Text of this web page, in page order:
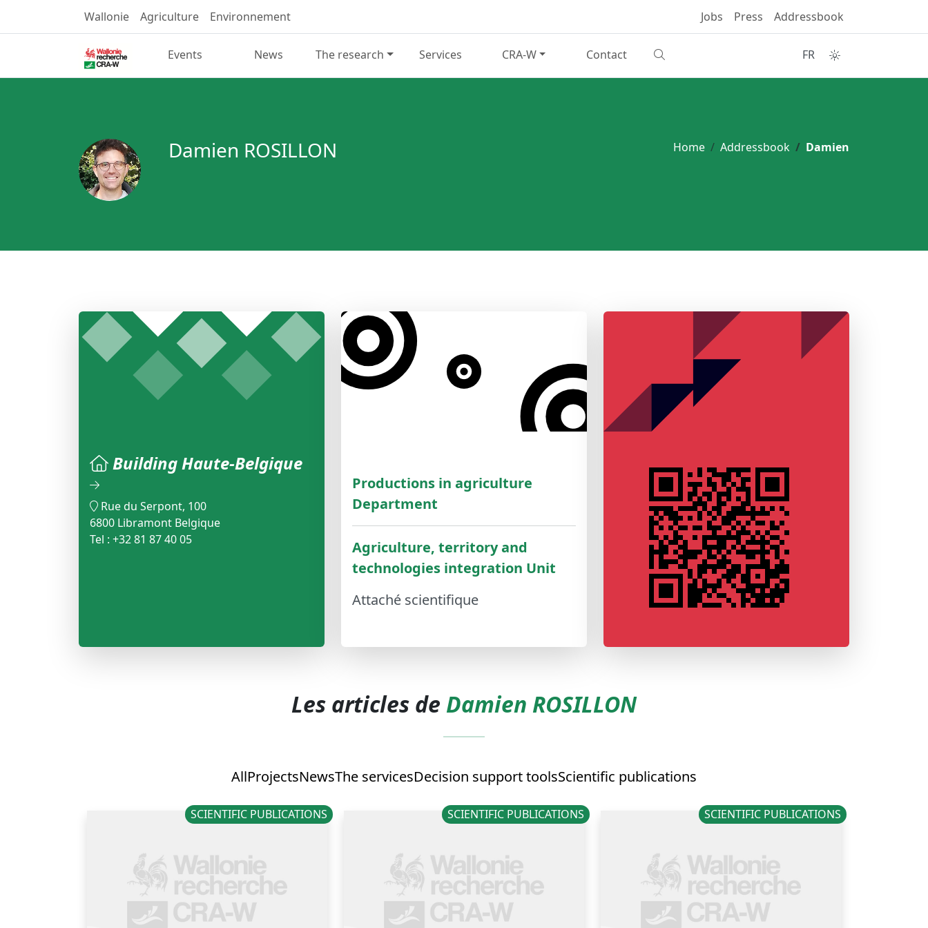
Wallonie Agriculture Environnement Jobs Press Addressbook
Events News The research Services CRA-W Contact FR
Home Addressbook Damien
Damien ROSILLON
Building Haute-Belgique
Rue du Serpont, 100
6800 Libramont Belgique
Tel : +32 81 87 40 05
Productions in agriculture
Department
Agriculture, territory and
technologies integration Unit
Attaché scientifique
Les articles de Damien ROSILLON
AllProjectsNewsThe servicesDecision support toolsScientific publications
SCIENTIFIC PUBLICATIONS SCIENTIFIC PUBLICATIONS SCIENTIFIC PUBLICATIONS